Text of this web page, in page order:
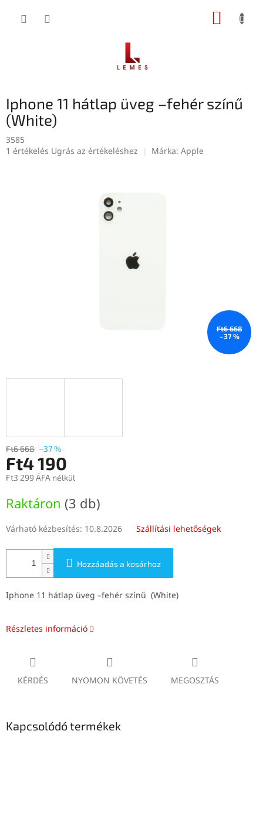
KOSÁR
Iphone 11 hátlap üveg –fehér színű
(White)
3585
A1 értékelés Ugrás az értékeléshez Márka: Apple
Ft6 668
–37 %
Ft6 668 –37 %
Ft4 190
Ft3 299 ÁFA nélkül
Raktáron (3 db)
Várható kézbesítés: 10.8.2026 Szállítási lehetőségek
Hozzáadás a kosárhoz
Iphone 11 hátlap üveg –fehér színű (White)
Részletes információ
KÉRDÉS NYOMON KÖVETÉS MEGOSZTÁS
Kapcsolódó termékek